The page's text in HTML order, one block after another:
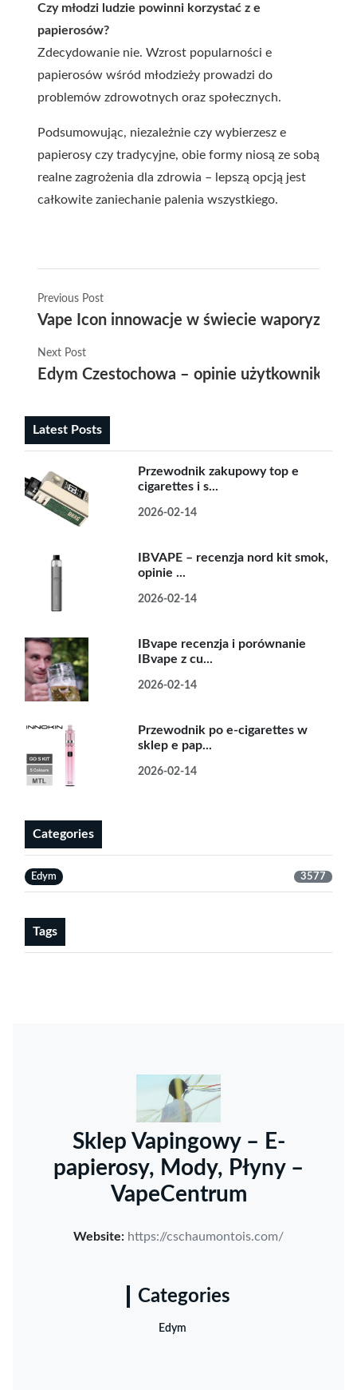
Czy młodzi ludzie powinni korzystać z e
papierosów?
Zdecydowanie nie. Wzrost popularności e
papierosów wśród młodzieży prowadzi do
problemów zdrowotnych oraz społecznych.
Podsumowując, niezależnie czy wybierzesz e
papierosy czy tradycyjne, obie formy niosą ze sobą
realne zagrożenia dla zdrowia – lepszą opcją jest
całkowite zaniechanie palenia wszystkiego.
Previous Post
Vape Icon innowacje w świecie waporyzacji
Next Post
Edym Czestochowa – opinie użytkowników
Latest Posts
Przewodnik zakupowy top e
cigarettes i s...
2026-02-14
IBVAPE – recenzja nord kit smok,
opinie ...
2026-02-14
IBvape recenzja i porównanie
IBvape z cu...
2026-02-14
Przewodnik po e-cigarettes w
sklep e pap...
2026-02-14
Categories
Edym 3577
Tags
Sklep Vapingowy – E-
papierosy, Mody, Płyny –
VapeCentrum
Website: https://cschaumontois.com/
Categories
Edym